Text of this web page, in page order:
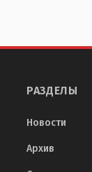
РАЗДЕЛЫ
Новости
Архив